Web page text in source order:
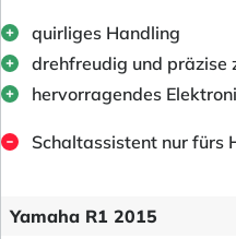
quirliges Handling
drehfreudig und präzise
hervorragendes
Schaltassistent nur fürs
Yamaha R1 2015